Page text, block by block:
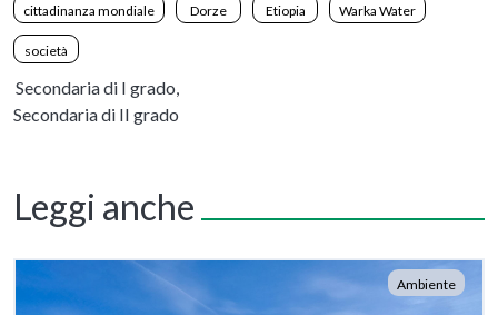
cittadinanza mondiale Dorze Etiopia Warka Water
società
Secondaria di I grado,
Secondaria di II grado
Leggi anche
Ambiente